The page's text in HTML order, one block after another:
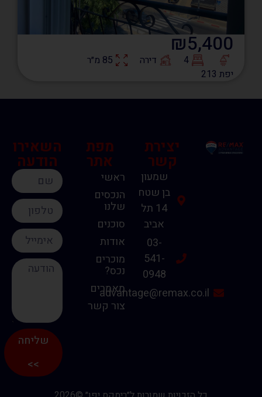
₪5,400
4 דירה
85 מ״ר
יפת 213
יצירת
קשר
שמעון
בן שטח
14 תל
אביב
03-
541-
0948
advantage@remax.co.il
מפת
אתר
ראשי
הנכסים
שלנו
סוכנים
אודות
מוכרים
נכס?
מאמרים
צור קשר
השאירו
הודעה
שליחה
>>